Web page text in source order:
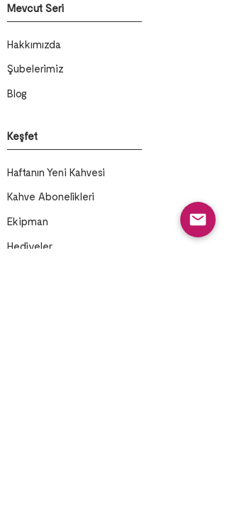
Mevcut Seri
Hakkımızda
Şubelerimiz
Blog
Keşfet
Haftanın Yeni Kahvesi
Kahve Abonelikleri
Ekipman
Hediyeler